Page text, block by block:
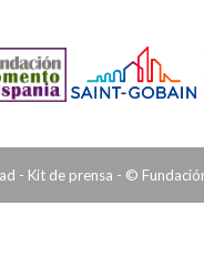
- Kit de prensa - ©